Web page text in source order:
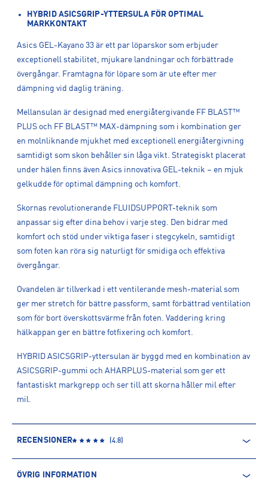
HYBRID ASICSGRIP-YTTERSULA FÖR OPTIMAL
MARKKONTAKT
Asics GEL-Kayano 33 är ett par löparskor som erbjuder
exceptionell stabilitet, mjukare landningar och förbättrade
övergångar. Framtagna för löpare som är ute efter mer
dämpning vid daglig träning.
Mellansulan är designad med energiåtergivande FF BLAST™
PLUS och FF BLAST™ MAX-dämpning som i kombination ger
en molnliknande mjukhet med exceptionell energiåtergivning
samtidigt som skon behåller sin låga vikt. Strategiskt placerat
under hälen finns även Asics innovativa GEL-teknik – en mjuk
gelkudde för optimal dämpning och komfort.
Skornas revolutionerande FLUIDSUPPORT-teknik som
anpassar sig efter dina behov i varje steg. Den bidrar med
komfort och stöd under viktiga faser i stegcykeln, samtidigt
som foten kan röra sig naturligt för smidiga och effektiva
övergångar.
Ovandelen är tillverkad i ett ventilerande mesh-material som
ger mer stretch för bättre passform, samt förbättrad ventilation
som för bort överskottsvärme från foten. Vaddering kring
hälkappan ger en bättre fotfixering och komfort.
HYBRID ASICSGRIP-yttersulan är byggd med en kombination av
ASICSGRIP-gummi och AHARPLUS-material som ger ett
fantastiskt markgrepp och ser till att skorna håller mil efter
mil.
RECENSIONER (4.8)
ÖVRIG INFORMATION